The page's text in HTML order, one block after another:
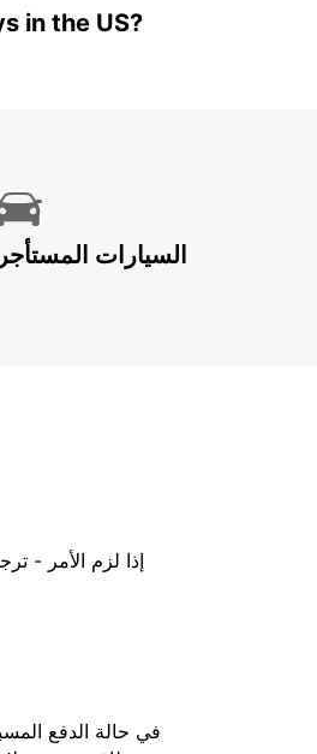
in the US?
السيارات
إذا لزم الأمر -